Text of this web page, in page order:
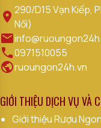
290/D15 Vạn Kiếp,
Nổi)
0971510055
ruoungon24h.vn
GIỚI THIỆU DỊCH VỤ VÀ
Giới thiệu Rượu